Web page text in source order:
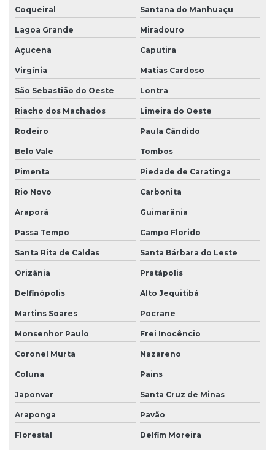
Coqueiral Santana do Manhuaçu
Lagoa Grande Miradouro
Açucena Caputira
Virgínia Matias Cardoso
São Sebastião do Oeste Lontra
Riacho dos Machados Limeira do Oeste
Rodeiro Paula Cândido
Belo Vale Tombos
Pimenta Piedade de Caratinga
Rio Novo Carbonita
Araporã Guimarânia
Passa Tempo Campo Florido
Santa Rita de Caldas Santa Bárbara do Leste
Orizânia Pratápolis
Delfinópolis Alto Jequitibá
Martins Soares Pocrane
Monsenhor Paulo Frei Inocêncio
Coronel Murta Nazareno
Coluna Pains
Japonvar Santa Cruz de Minas
Araponga Pavão
Florestal Delfim Moreira